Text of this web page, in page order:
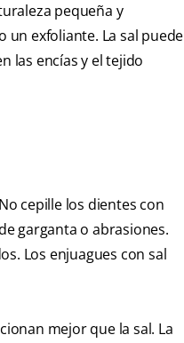
pequeña y
exfoliante. La sal puede
las encías y el tejido
cepille los dientes con
garganta o abrasiones.
Los enjuagues con sal
mejor que la sal. La